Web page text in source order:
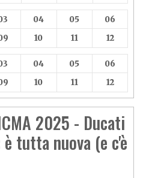
04 05
06
10 11 12
04 05
06
10 11 12
2025 - Ducati
tutta nuova (e c'è